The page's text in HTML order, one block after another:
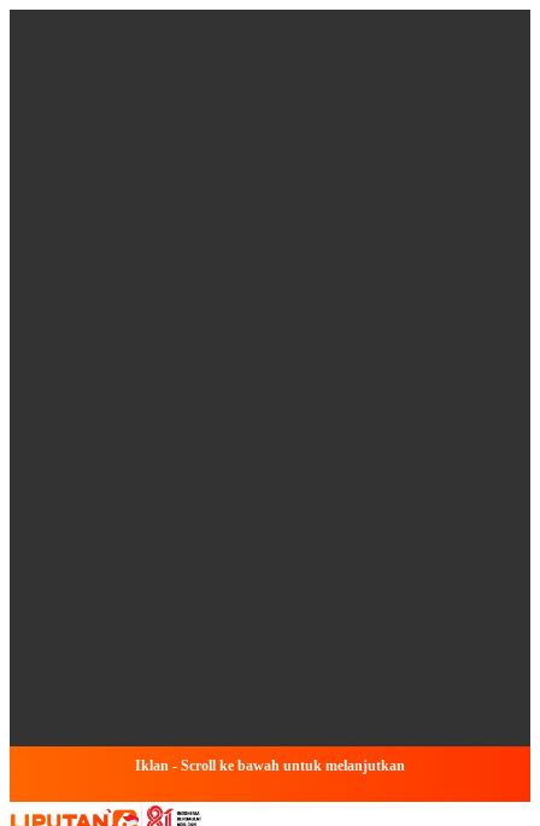
Iklan - Scroll ke bawah untuk melanjutkan